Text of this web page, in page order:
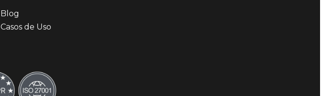
Blog
Casos de Uso